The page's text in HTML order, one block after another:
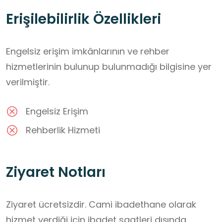
Erişilebilirlik Özellikleri
Engelsiz erişim imkânlarının ve rehber
hizmetlerinin bulunup bulunmadığı bilgisine yer
verilmiştir.
Engelsiz Erişim
Rehberlik Hizmeti
Ziyaret Notları
Ziyaret ücretsizdir. Cami ibadethane olarak